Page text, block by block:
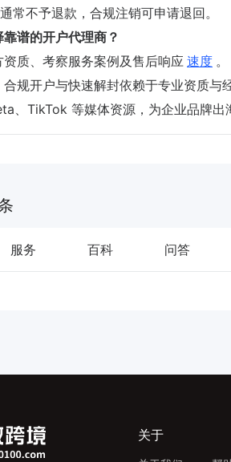
常不予退款，合规注销可申请退回。
谱的开户代理商？
质、考察服务案例及售后响应 速度 。
合规开户与快速解封依赖于专业资质
、TikTok 等媒体资源，为企业品牌出
服务 百科 问答
关于